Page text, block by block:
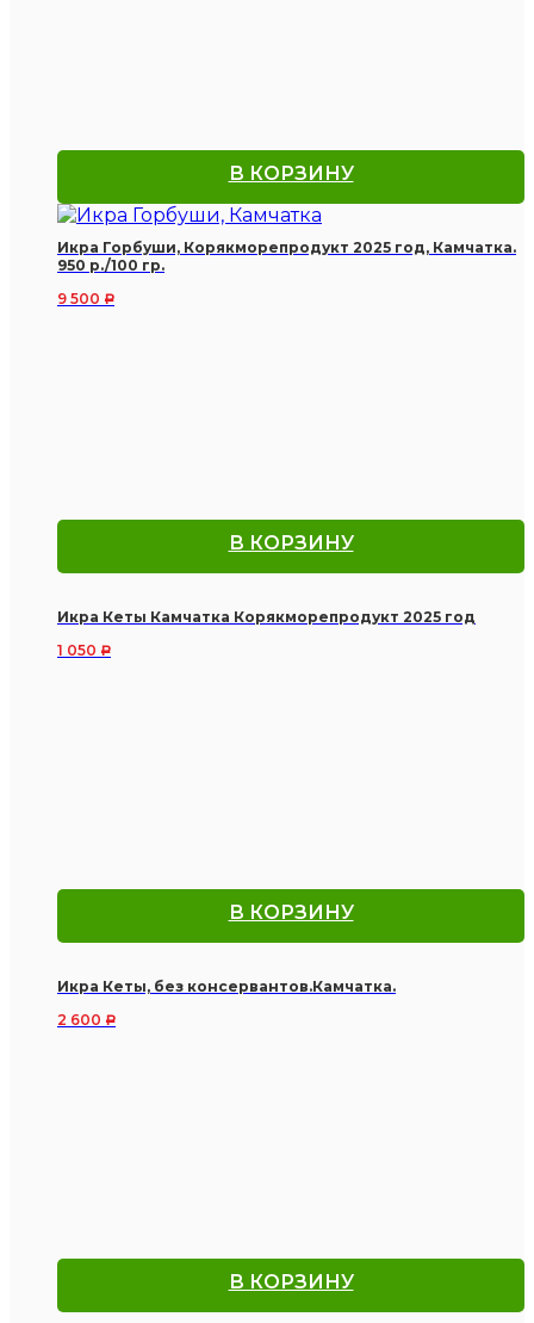
В КОРЗИНУ
Икра Горбуши, Корякморепродукт 2025 год, Камчатка.
950 р./100 гр.
9 500
Р
В КОРЗИНУ
Икра Кеты Камчатка Корякморепродукт 2025 год
1 050
Р
В КОРЗИНУ
Икра Кеты, без консервантов.Камчатка.
2 600
Р
В КОРЗИНУ